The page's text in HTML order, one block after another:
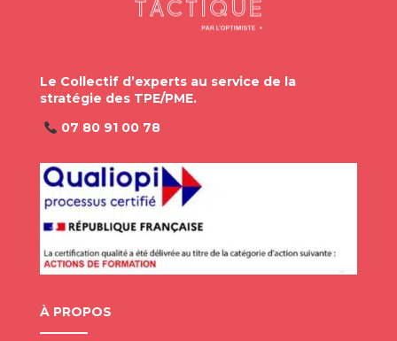
Le Collectif d’experts au service de la
stratégie des TPE/PME.
07 80 91 00 78
À PROPOS